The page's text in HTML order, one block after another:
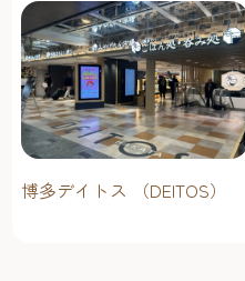
博多デイトス （DEITOS）